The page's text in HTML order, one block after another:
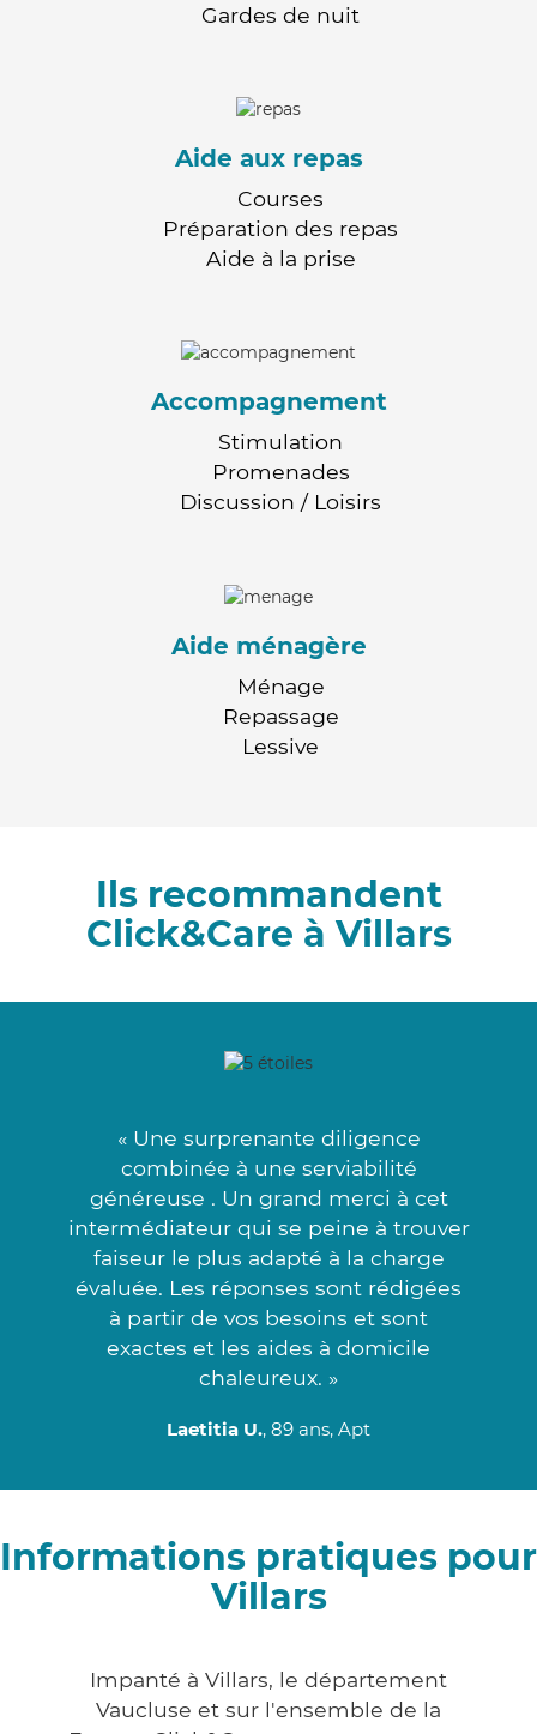
Gardes de nuit
Aide aux repas
Courses
Préparation des repas
Aide à la prise
Accompagnement
Stimulation
Promenades
Discussion / Loisirs
Aide ménagère
Ménage
Repassage
Lessive
Ils recommandent
Click&Care à Villars
« Une surprenante diligence
combinée à une serviabilité
généreuse . Un grand merci à cet
intermédiateur qui se peine à trouver
faiseur le plus adapté à la charge
évaluée. Les réponses sont rédigées
à partir de vos besoins et sont
exactes et les aides à domicile
chaleureux. »
Laetitia U., 89 ans, Apt
Informations pratiques pour
Villars
Impanté à Villars, le département
Vaucluse et sur l'ensemble de la